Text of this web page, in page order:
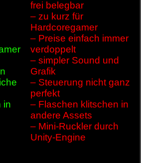
in
frei belegbar
– zu kurz für
Hardcoregamer
– Preise einfach immer
verdoppelt
– simpler Sound und
Grafik
– Steuerung nicht ganz
perfekt
– Flaschen klitschen in
andere Assets
– Mini-Ruckler durch
Unity-Engine